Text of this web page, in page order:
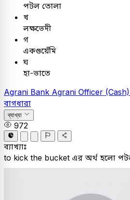
পটল তোলা
খ
লক্ষভেদী
গ
একগুয়েঁমি
ঘ
হা-ভাতে
Agrani Bank Agrani Officer (Cash)
বাগধারা
ব্যাখ্যা
972
ব্যাখ্যাঃ
to kick the bucket এর অর্থ হলো